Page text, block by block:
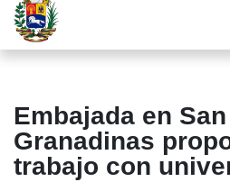
Embajada en
Granadinas
trabajo con